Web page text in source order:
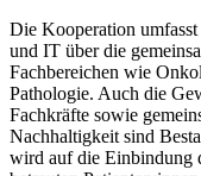
Die Kooperation
und IT über die
Fachbereichen wie
Pathologie. Auch die
Fachkräfte sowie
Nachhaltigkeit sind
wird auf die Einbindung